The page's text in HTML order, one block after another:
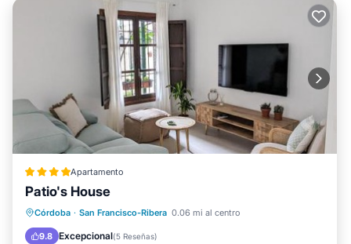
Apartamento
Patio's House
Córdoba · San Francisco-Ribera 0.06 mi al centro
9.8 Excepcional(5 Reseñas)
Aparcamiento
Aire acondicionado
Internet
Apto para niños